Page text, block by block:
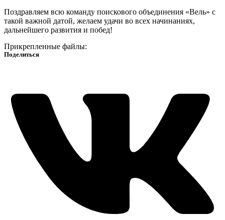
Поздравляем всю команду поискового объединения «Вель» с
такой важной датой, желаем удачи во всех начинаниях,
дальнейшего развития и побед!
Прикрепленные файлы:
Поделиться